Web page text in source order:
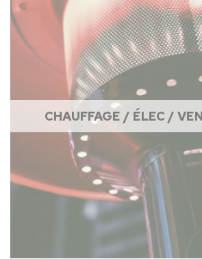
CHAUFFAGE / ÉLEC /